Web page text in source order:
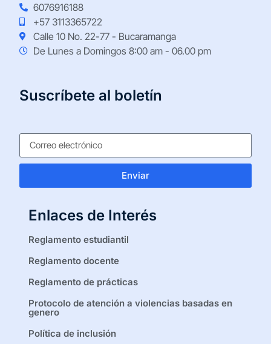
6076916188
+57 3113365722
Calle 10 No. 22-77 - Bucaramanga
De Lunes a Domingos 8:00 am - 06.00 pm
Suscríbete al boletín
Enviar
Enlaces de Interés
Reglamento estudiantil
Reglamento docente
Reglamento de prácticas
Protocolo de atención a violencias basadas en
genero
Política de inclusión